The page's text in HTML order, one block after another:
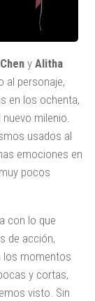
y Alitha
al personaje,
en los ochenta,
milenio.
usados al
emociones en
pocos
con lo que
de acción,
los momentos
y cortas,
visto. Sin